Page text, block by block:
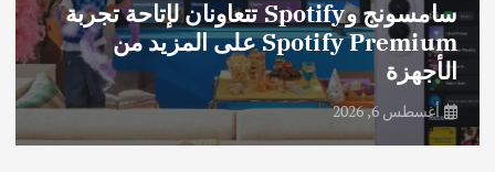
سامسونج وSpotify تتعاونان لإتاحة تجربة
Spotify Premium على المزيد من
الأجهزة
أغسطس 6, 2026